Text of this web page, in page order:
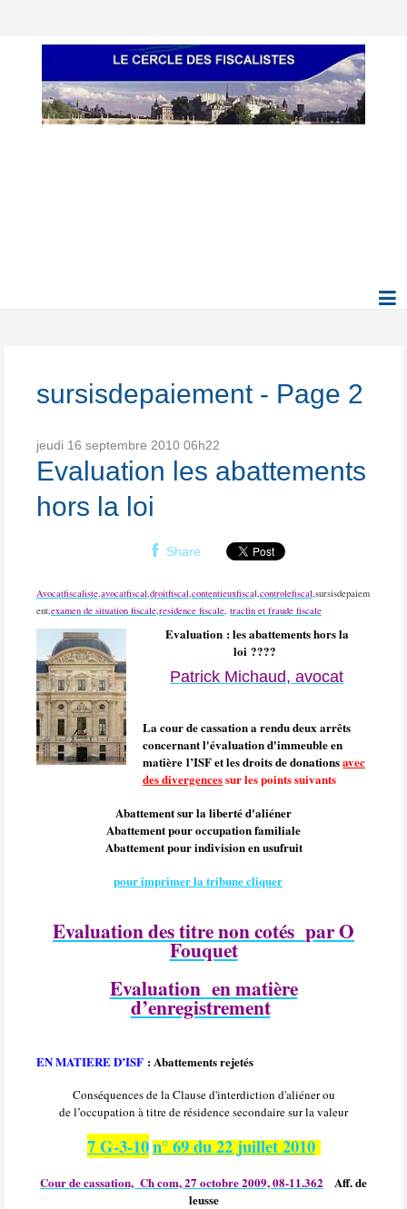
sursisdepaiement - Page 2
jeudi 16 septembre 2010 06h22
Evaluation les abattements
hors la loi
Share
Avocatfiscaliste, avocatfiscal droitfiscal contentieuxfiscal, controlefiscal ,sursisdepaiem
ent, examen de situation fiscale residence fiscale tracfin et fraude fiscale
Evaluation : les abattements hors la
loi ????
Patrick Michaud, avocat
La cour de cassation a rendu deux arrêts
concernant l'évaluation d'immeuble en
matière l’ISF et les droits de donationsavec
des divergencessur les points suivants
Abattement sur la liberté d'aliéner
Abattement pour occupation familiale
Abattement pour indivision en usufruit
pour imprimer la tribune cliquer
Evaluation des titre non cotés par O
Fouquet
Evaluation en matière
d’enregistrement
EN MATIERE D’ISF : Abattements rejetés
Conséquences de la Clause d'interdiction d'aliéner ou
de l’occupation à titre de résidence secondaire sur la valeur
7 G-3-10n° 69 du 22 juillet 2010
Cour de cassation, Ch com, 27 octobre 2009, 08-11.362
Aff. de
leusse